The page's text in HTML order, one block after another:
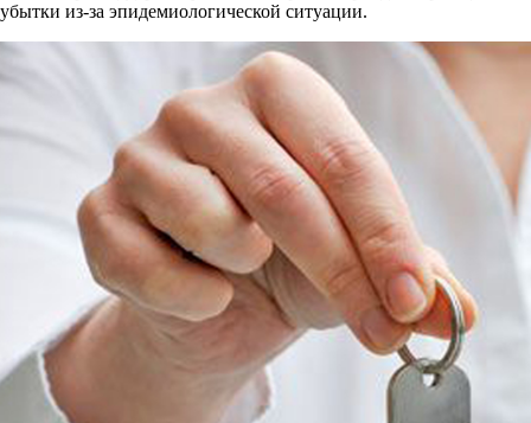
убытки из-за эпидемиологической ситуации.